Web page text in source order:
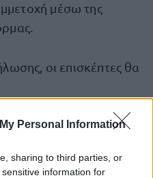
Personal Information
sharing to third parties, or
information for
μέσω της
οι επισκέπτες θα
με εκπροσώπους